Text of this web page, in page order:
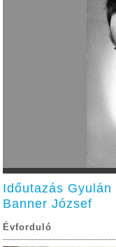
Időutazás
Banner József
Évforduló